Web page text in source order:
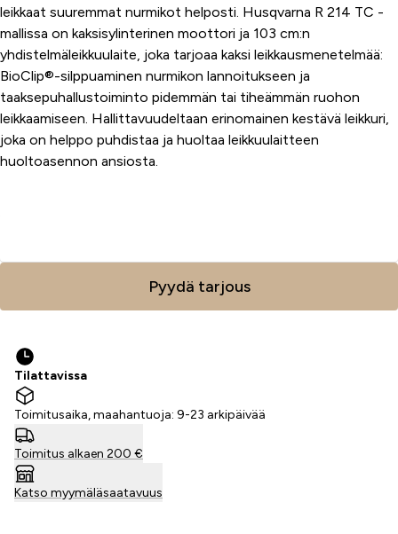
leikkaat suuremmat nurmikot helposti. Husqvarna R 214 TC -
mallissa on kaksisylinterinen moottori ja 103 cm:n
yhdistelmäleikkuulaite, joka tarjoaa kaksi leikkausmenetelmää:
BioClip®-silppuaminen nurmikon lannoitukseen ja
taaksepuhallustoiminto pidemmän tai tiheämmän ruohon
leikkaamiseen. Hallittavuudeltaan erinomainen kestävä leikkuri,
joka on helppo puhdistaa ja huoltaa leikkuulaitteen
huoltoasennon ansiosta.
Pyydä tarjous
Tilattavissa
Toimitusaika, maahantuoja: 9-23 arkipäivää
Toimitus alkaen 200 €
Katso myymäläsaatavuus